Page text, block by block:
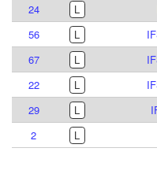
24
L
56
L
67
L
22
L
29
L
2
L